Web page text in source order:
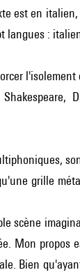
est en
langues :
grille
scène
Mon
Bien